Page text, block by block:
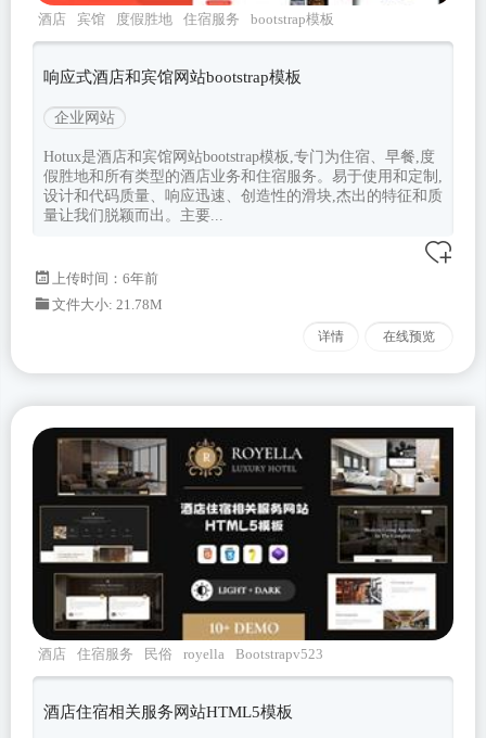
酒店 宾馆 度假胜地 住宿服务 bootstrap模板
响应式酒店和宾馆网站bootstrap模板
企业网站
Hotux是酒店和宾馆网站bootstrap模板,专门为住宿、早餐,度
假胜地和所有类型的酒店业务和住宿服务。易于使用和定制,
设计和代码质量、响应迅速、创造性的滑块,杰出的特征和质
量让我们脱颖而出。主要...
上传时间：6年前
文件大小: 21.78M
详情 在线预览
酒店 住宿服务 民俗 royella Bootstrapv523
酒店住宿相关服务网站HTML5模板